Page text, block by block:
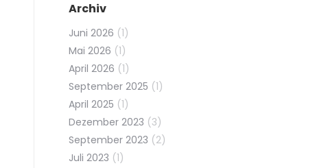
Archiv
Juni 2026 (1)
Mai 2026 (1)
April 2026 (1)
September 2025 (1)
April 2025 (1)
Dezember 2023 (3)
September 2023 (2)
Juli 2023 (1)